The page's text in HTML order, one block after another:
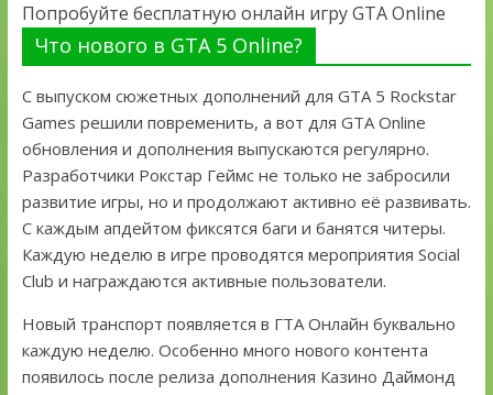
Попробуйте бесплатную онлайн игру GTA Online
Что нового в GTA 5 Online?
С выпуском сюжетных дополнений для GTA 5 Rockstar
Games решили повременить, а вот для GTA Online
обновления и дополнения выпускаются регулярно.
Разработчики Рокстар Геймс не только не забросили
развитие игры, но и продолжают активно её развивать.
С каждым апдейтом фиксятся баги и банятся читеры.
Каждую неделю в игре проводятся мероприятия Social
Club и награждаются активные пользователи.
Новый транспорт появляется в ГТА Онлайн буквально
каждую неделю. Особенно много нового контента
появилось после релиза дополнения Казино Даймонд